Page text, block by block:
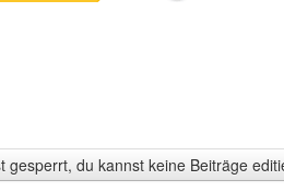
gesperrt, du kannst keine Beiträge